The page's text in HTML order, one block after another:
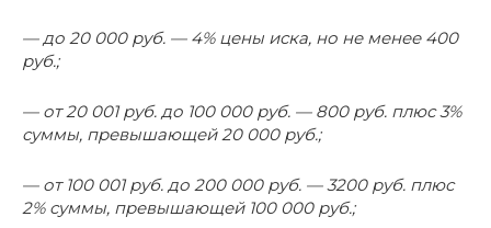
— до 20 000 руб. — 4% цены иска, но не менее 400
руб.;
— от 20 001 руб. до 100 000 руб. — 800 руб. плюс 3%
суммы, превышающей 20 000 руб.;
— от 100 001 руб. до 200 000 руб. — 3200 руб. плюс
2% суммы, превышающей 100 000 руб.;